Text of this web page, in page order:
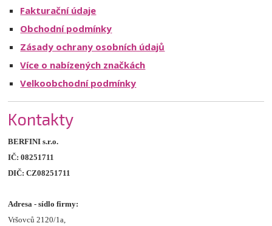
Fakturační údaje
Obchodní podmínky
Zásady ochrany osobních údajů
Více o nabízených značkách
Velkoobchodní podmínky
Kontakty
BERFINI s.r.o.
IČ: 08251711
DIČ: CZ08251711
Adresa - sídlo firmy:
Vršovců 2120/1a,